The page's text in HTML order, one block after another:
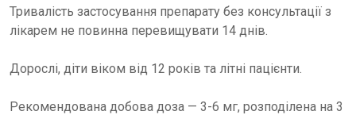
Тривалість застосування препарату без консультації з
лікарем не повинна перевищувати 14 днів.
Дорослі, діти віком від 12 років та літні пацієнти.
Рекомендована добова доза — 3-6 мг, розподілена на 3